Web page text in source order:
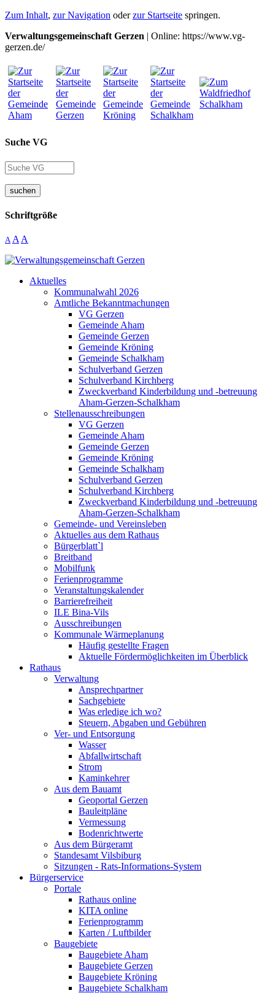
Zum Inhalt, zur Navigation oderzur Startseite springen.
Verwaltungsgemeinschaft Gerzen | Online: https://www.vg-
gerzen.de/
Suche VG
suchen
Schriftgröße
A A A
Aktuelles
Kommunalwahl 2026
Amtliche Bekanntmachungen
VG Gerzen
Gemeinde Aham
Gemeinde Gerzen
Gemeinde Kröning
Gemeinde Schalkham
Schulverband Gerzen
Schulverband Kirchberg
Zweckverband Kinderbildung und -betreuung
Aham-Gerzen-Schalkham
Stellenausschreibungen
VG Gerzen
Gemeinde Aham
Gemeinde Gerzen
Gemeinde Kröning
Gemeinde Schalkham
Schulverband Gerzen
Schulverband Kirchberg
Zweckverband Kinderbildung und -betreuung
Aham-Gerzen-Schalkham
Gemeinde- und Vereinsleben
Aktuelles aus dem Rathaus
Bürgerblatt`l
Breitband
Mobilfunk
Ferienprogramme
Veranstaltungskalender
Barrierefreiheit
ILE Bina-Vils
Ausschreibungen
Kommunale Wärmeplanung
Häufig gestellte Fragen
Aktuelle Fördermöglichkeiten im Überblick
Rathaus
Verwaltung
Ansprechpartner
Sachgebiete
Was erledige ich wo?
Steuern, Abgaben und Gebühren
Ver- und Entsorgung
Wasser
Abfallwirtschaft
Strom
Kaminkehrer
Aus dem Bauamt
Geoportal Gerzen
Bauleitpläne
Vermessung
Bodenrichtwerte
Aus dem Bürgeramt
Standesamt Vilsbiburg
Sitzungen - Rats-Informations-System
Bürgerservice
Portale
Rathaus online
KITA online
Ferienprogramm
Karten / Luftbilder
Baugebiete
Baugebiete Aham
Baugebiete Gerzen
Baugebiete Kröning
Baugebiete Schalkham